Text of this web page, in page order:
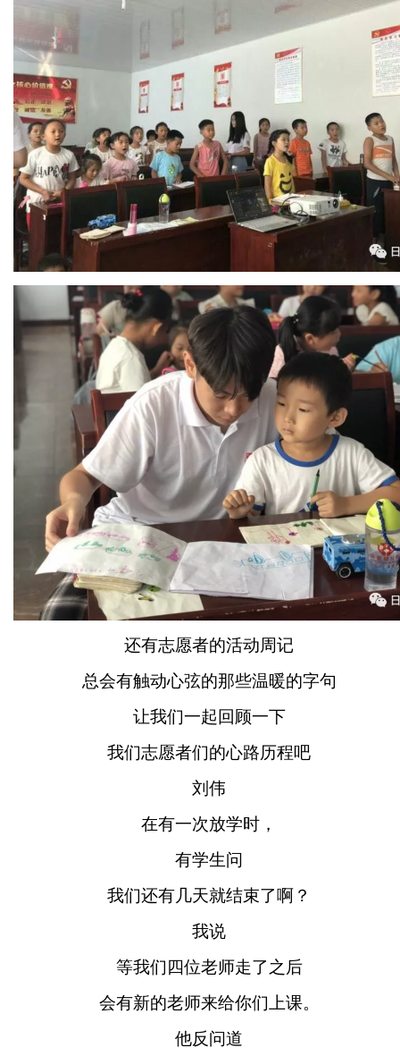
还有志愿者的活动周记
总会有触动心弦的那些温暖的字句
让我们一起回顾一下
我们志愿者们的心路历程吧
刘伟
在有一次放学时，
有学生问
我们还有几天就结束了啊？
我说
等我们四位老师走了之后
会有新的老师来给你们上课。
他反问道